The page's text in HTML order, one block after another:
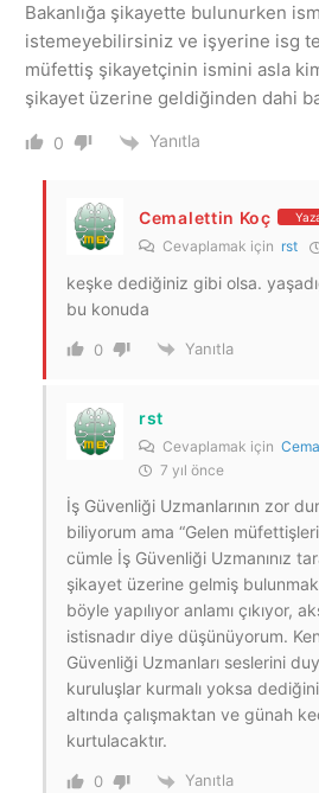
Bakanlığa şikayette bulunurken
istemeyebilirsiniz ve işyerine isg
müfettiş şikayetçinin ismini asla
şikayet üzerine geldiğinden dahi
0 Yanıtla
Cemalettin Koç
Cevaplamak için rst
keşke dediğiniz gibi olsa.
bu konuda
0 Yanıtla
rst
Cevaplamak için
7 yıl önce
İş Güvenliği Uzmanlarının zor
biliyorum ama “Gelen
cümle İş Güvenliği Uzmanınız
şikayet üzerine gelmiş
böyle yapılıyor anlamı çıkıyor,
istisnadır diye düşünüyorum.
Güvenliği Uzmanları seslerini
kuruluşlar kurmalı yoksa
altında çalışmaktan ve günah
kurtulacaktır.
0 Yanıtla